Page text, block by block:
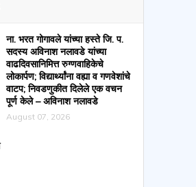
ना. भरत गोगावले यांच्या हस्ते जि. प.
सदस्य अविनाश नलावडे यांच्या
वाढदिवसानिमित्त रुग्णवाहिकेचे
लोकार्पण; विद्यार्थ्यांना वह्या व गणवेशांचे
वाटप; निवडणुकीत दिलेले एक वचन
पूर्ण केले – अविनाश नलावडे
August 07, 2026